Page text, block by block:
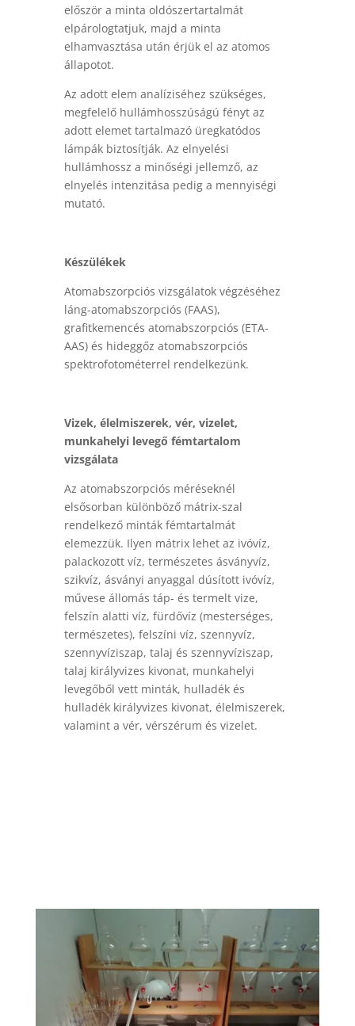
először a minta oldószertartalmát
elpárologtatjuk, majd a minta
elhamvasztása után érjük el az atomos
állapotot.
Az adott elem analíziséhez szükséges,
megfelelő hullámhosszúságú fényt az
adott elemet tartalmazó üregkatódos
lámpák biztosítják. Az elnyelési
hullámhossz a minőségi jellemző, az
elnyelés intenzitása pedig a mennyiségi
mutató.
Készülékek
Atomabszorpciós vizsgálatok végzéséhez
láng-atomabszorpciós (FAAS),
grafitkemencés atomabszorpciós (ETA-
AAS) és hideggőz atomabszorpciós
spektrofotométerrel rendelkezünk.
Vizek, élelmiszerek, vér, vizelet,
munkahelyi levegő fémtartalom
vizsgálata
Az atomabszorpciós méréseknél
elsősorban különböző mátrix-szal
rendelkező minták fémtartalmát
elemezzük. Ilyen mátrix lehet az ivóvíz,
palackozott víz, természetes ásványvíz,
szikvíz, ásványi anyaggal dúsított ivóvíz,
művese állomás táp- és termelt vize,
felszín alatti víz, fürdővíz (mesterséges,
természetes), felszíni víz, szennyvíz,
szennyvíziszap, talaj és szennyvíziszap,
talaj királyvizes kivonat, munkahelyi
levegőből vett minták, hulladék és
hulladék királyvizes kivonat, élelmiszerek,
valamint a vér, vérszérum és vizelet.